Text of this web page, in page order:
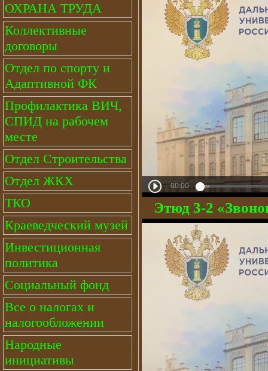
ОХРАНА ТРУДА
Коллективные
договоры
Отдел по спорту и
Адаптивной ФК
Профилактика ВИЧ,
СПИД на рабочем
месте
Отдел Строительства
Отдел ЖКХ
ТКО
Краеведческий музей
Инвестиционная
политика
Социальный фонд
Все о налогах и
налогообложении
Народные
инициативы
Этюд 3-2